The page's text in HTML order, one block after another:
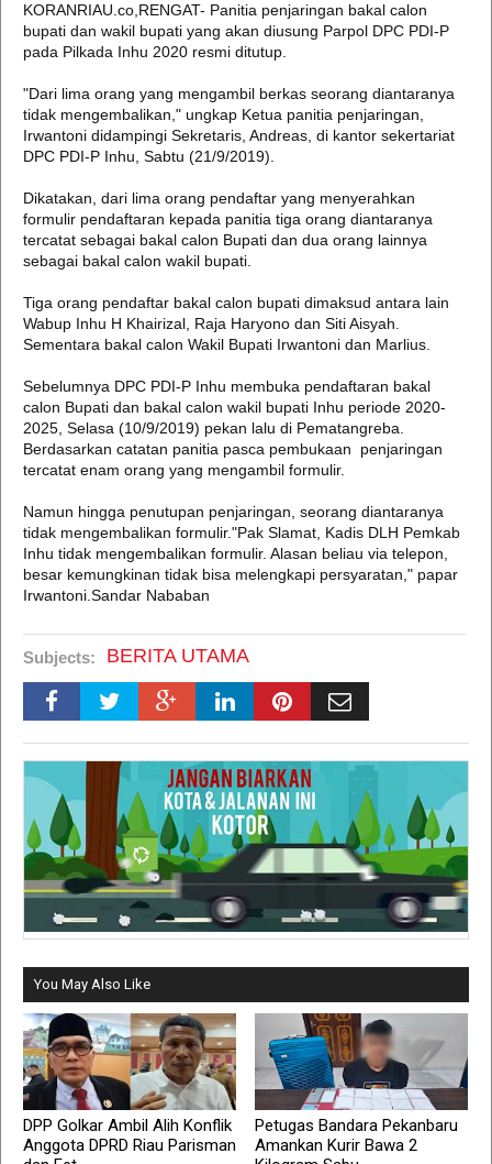
KORANRIAU.co,RENGAT- Panitia penjaringan bakal calon
bupati dan wakil bupati yang akan diusung Parpol DPC PDI-P
pada Pilkada Inhu 2020 resmi ditutup.
"Dari lima orang yang mengambil berkas seorang diantaranya
tidak mengembalikan," ungkap Ketua panitia penjaringan,
Irwantoni didampingi Sekretaris, Andreas, di kantor sekertariat
DPC PDI-P Inhu, Sabtu (21/9/2019).
Dikatakan, dari lima orang pendaftar yang menyerahkan
formulir pendaftaran kepada panitia tiga orang diantaranya
tercatat sebagai bakal calon Bupati dan dua orang lainnya
sebagai bakal calon wakil bupati.
Tiga orang pendaftar bakal calon bupati dimaksud antara lain
Wabup Inhu H Khairizal, Raja Haryono dan Siti Aisyah.
Sementara bakal calon Wakil Bupati Irwantoni dan Marlius.
Sebelumnya DPC PDI-P Inhu membuka pendaftaran bakal
calon Bupati dan bakal calon wakil bupati Inhu periode 2020-
2025, Selasa (10/9/2019) pekan lalu di Pematangreba.
Berdasarkan catatan panitia pasca pembukaan penjaringan
tercatat enam orang yang mengambil formulir.
Namun hingga penutupan penjaringan, seorang diantaranya
tidak mengembalikan formulir."Pak Slamat, Kadis DLH Pemkab
Inhu tidak mengembalikan formulir. Alasan beliau via telepon,
besar kemungkinan tidak bisa melengkapi persyaratan," papar
Irwantoni.Sandar Nababan
Subjects: BERITA UTAMA
You May Also Like
DPP Golkar Ambil Alih Konflik
Anggota DPRD Riau Parisman
Petugas Bandara Pekanbaru
Amankan Kurir Bawa 2